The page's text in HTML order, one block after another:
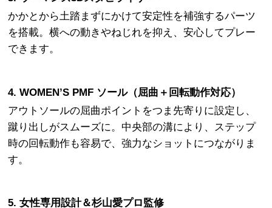
かかとから土踏まずにかけて安定性を補強するパーツ
を搭載。横への動きやねじれを抑え、安心してプレー
できます。
4. WOMEN’S PMF ソール（屈曲＋回転動作対応）
アウトソールの屈曲ポイントをつま先寄りに設定し、
蹴り出しがスムーズに。中央部の溝により、ステップ
時の回転動作も容易で、強力なショットにつながりま
す。
5. 女性専用設計＆杉山愛プロ監修